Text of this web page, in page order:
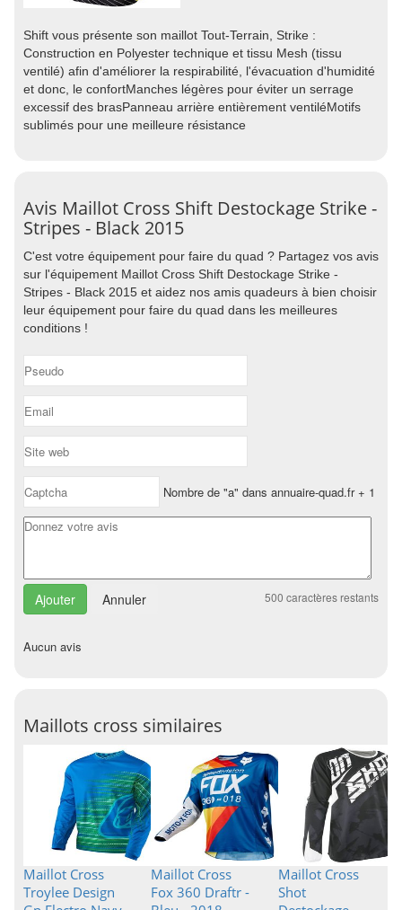
Shift vous présente son maillot Tout-Terrain, Strike :
Construction en Polyester technique et tissu Mesh (tissu
ventilé) afin d'améliorer la respirabilité, l'évacuation d'humidité
et donc, le confortManches légères pour éviter un serrage
excessif des brasPanneau arrière entièrement ventiléMotifs
sublimés pour une meilleure résistance
Avis Maillot Cross Shift Destockage Strike -
Stripes - Black 2015
C'est votre équipement pour faire du quad ? Partagez vos avis
sur l'équipement Maillot Cross Shift Destockage Strike -
Stripes - Black 2015 et aidez nos amis quadeurs à bien choisir
leur équipement pour faire du quad dans les meilleures
conditions !
Nombre de "a" dans annuaire-quad.fr + 1
Annuler 500 caractères restants
Aucun avis
Maillots cross similaires
Maillot Cross
Troylee Design
Maillot Cross
Fox 360 Draftr -
Maillot Cross
Shot